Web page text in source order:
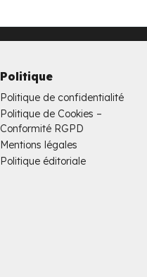
Politique
Politique de confidentialité
Politique de Cookies –
Conformité RGPD
Mentions légales
Politique éditoriale